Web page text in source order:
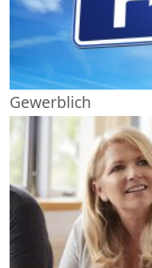
Gewerblich